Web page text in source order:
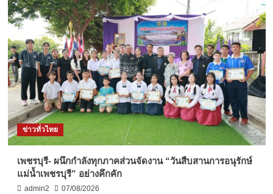
ข่าวทั่วไทย
เพชรบุรี- ผนึกกำลังทุกภาคส่วนจัดงาน “วันสืบสานการอนุรักษ์
แม่น้ำเพชรบุรี” อย่างคึกคัก
admin2 07/08/2026